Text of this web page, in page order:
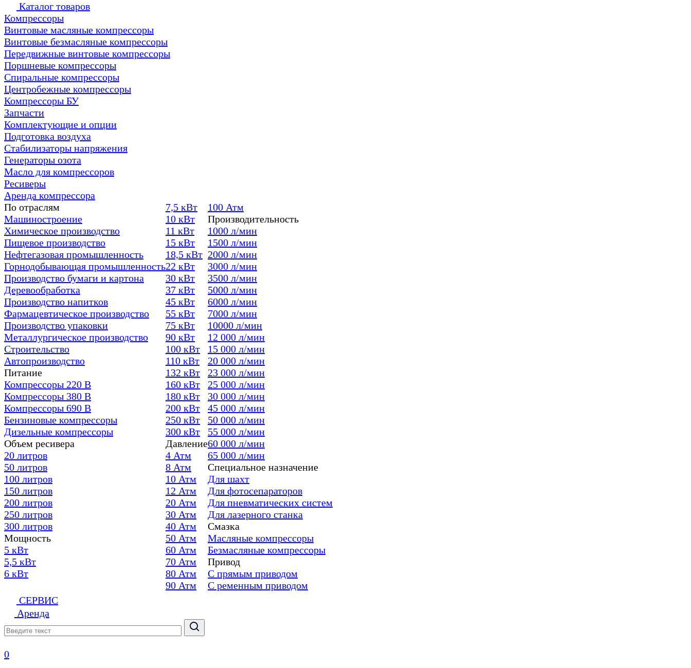
Каталог товаров
Компрессоры
Винтовые масляные компрессоры
Винтовые безмасляные компрессоры
Передвижные винтовые компрессоры
Поршневые компрессоры
Спиральные компрессоры
Центробежные компрессоры
Компрессоры БУ
Запчасти
Комплектующие и опции
Подготовка воздуха
Стабилизаторы напряжения
Генераторы озота
Масло для компрессоров
Ресиверы
Аренда компрессора
По отраслям
Машиностроение
Химическое производство
Пищевое производство
Нефтегазовая промышленность
Горнодобывающая промышленность
Производство бумаги и картона
Деревообработка
Производство напитков
Фармацевтическое производство
Производство упаковки
Металлургическое производство
Строительство
Автопроизводство
Питание
Компрессоры 220 В
Компрессоры 380 В
Компрессоры 690 В
Бензиновые компрессоры
Дизельные компрессоры
Объем ресивера
20 литров
50 литров
100 литров
150 литров
200 литров
250 литров
300 литров
Мощность
5 кВт
5,5 кВт
6 кВт
7,5 кВт
10 кВт
11 кВт
15 кВт
18,5 кВт
22 кВт
30 кВт
37 кВт
45 кВт
55 кВт
75 кВт
90 кВт
100 кВт
110 кВт
132 кВт
160 кВт
180 кВт
200 кВт
250 кВт
300 кВт
Давление
4 Атм
8 Атм
10 Атм
12 Атм
20 Атм
30 Атм
40 Атм
50 Атм
60 Атм
70 Атм
80 Атм
90 Атм
100 Атм
Производительность
1000 л/мин
1500 л/мин
2000 л/мин
3000 л/мин
3500 л/мин
5000 л/мин
6000 л/мин
7000 л/мин
10000 л/мин
12 000 л/мин
15 000 л/мин
20 000 л/мин
23 000 л/мин
25 000 л/мин
30 000 л/мин
45 000 л/мин
50 000 л/мин
55 000 л/мин
60 000 л/мин
65 000 л/мин
Специальное назначение
Для шахт
Для фотосепараторов
Для пневматических систем
Для лазерного станка
Смазка
Масляные компрессоры
Безмасляные компрессоры
Привод
С прямым приводом
С ременным приводом
СЕРВИС
Аренда
0